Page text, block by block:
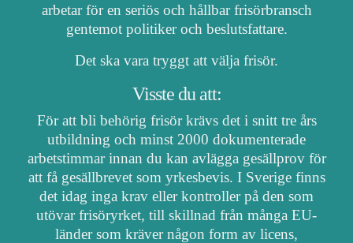
arbetar för en seriös och hållbar frisörbransch
gentemot politiker och beslutsfattare.
Det ska vara tryggt att välja frisör.
Visste du att:
För att bli behörig frisör krävs det i snitt tre års
utbildning och minst 2000 dokumenterade
arbetstimmar innan du kan avlägga gesällprov för
att få gesällbrevet som yrkesbevis. I Sverige finns
det idag inga krav eller kontroller på den som
utövar frisöryrket, till skillnad från många EU-
länder som kräver någon form av licens,